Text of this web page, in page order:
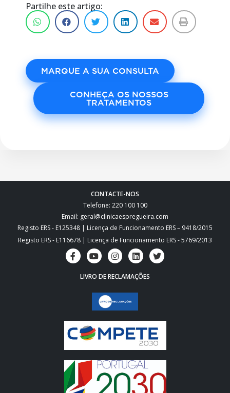
Partilhe este artigo:
MARQUE A SUA CONSULTA
CONHEÇA OS NOSSOS
TRATAMENTOS
CONTACTE-NOS
Telefone: 220 100 100
Email: geral@clinicaespregueira.com
Registo ERS - E125348 | Licença de Funcionamento ERS – 9418/2015
Registo ERS - E116678 | Licença de Funcionamento ERS - 5769/2013
LIVRO DE RECLAMAÇÕES